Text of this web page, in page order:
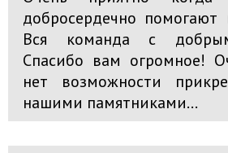
добросердечно помогают
Вся команда с
Спасибо вам огромное!
нет возможности
нашими памятниками...